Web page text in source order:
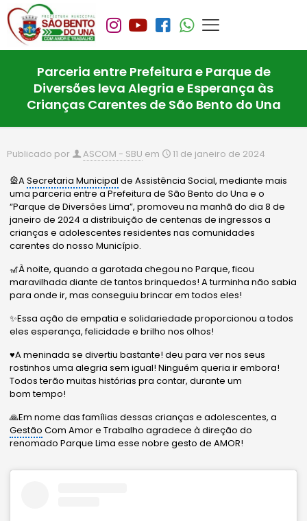
Parceria entre Prefeitura e Parque de
Diversões leva Alegria e Esperança às
Crianças Carentes de São Bento do Una
Publicado por ASCOM - SBU em 11 de janeiro de 2024
🎡ASecretaria Municipal de Assistência Social, mediante mais
uma parceria entre a Prefeitura de São Bento do Una e o
“Parque de Diversões Lima”, promoveu na manhã do dia 8 de
janeiro de 2024 a distribuição de centenas de ingressos a
crianças e adolescentes residentes nas comunidades
carentes do nosso Município.
🎢À noite, quando a garotada chegou no Parque, ficou
maravilhada diante de tantos brinquedos! A turminha não sabia
para onde ir, mas conseguiu brincar em todos eles!
✨Essa ação de empatia e solidariedade proporcionou a todos
eles esperança, felicidade e brilho nos olhos!
♥️A meninada se divertiu bastante! deu para ver nos seus
rostinhos uma alegria sem igual! Ninguém queria ir embora!
Todos terão muitas histórias pra contar, durante um
bom tempo!
🙏Em nome das famílias dessas crianças e adolescentes, a
Gestão Com Amor e Trabalho agradece à direção do
renomado Parque Lima esse nobre gesto de AMOR!